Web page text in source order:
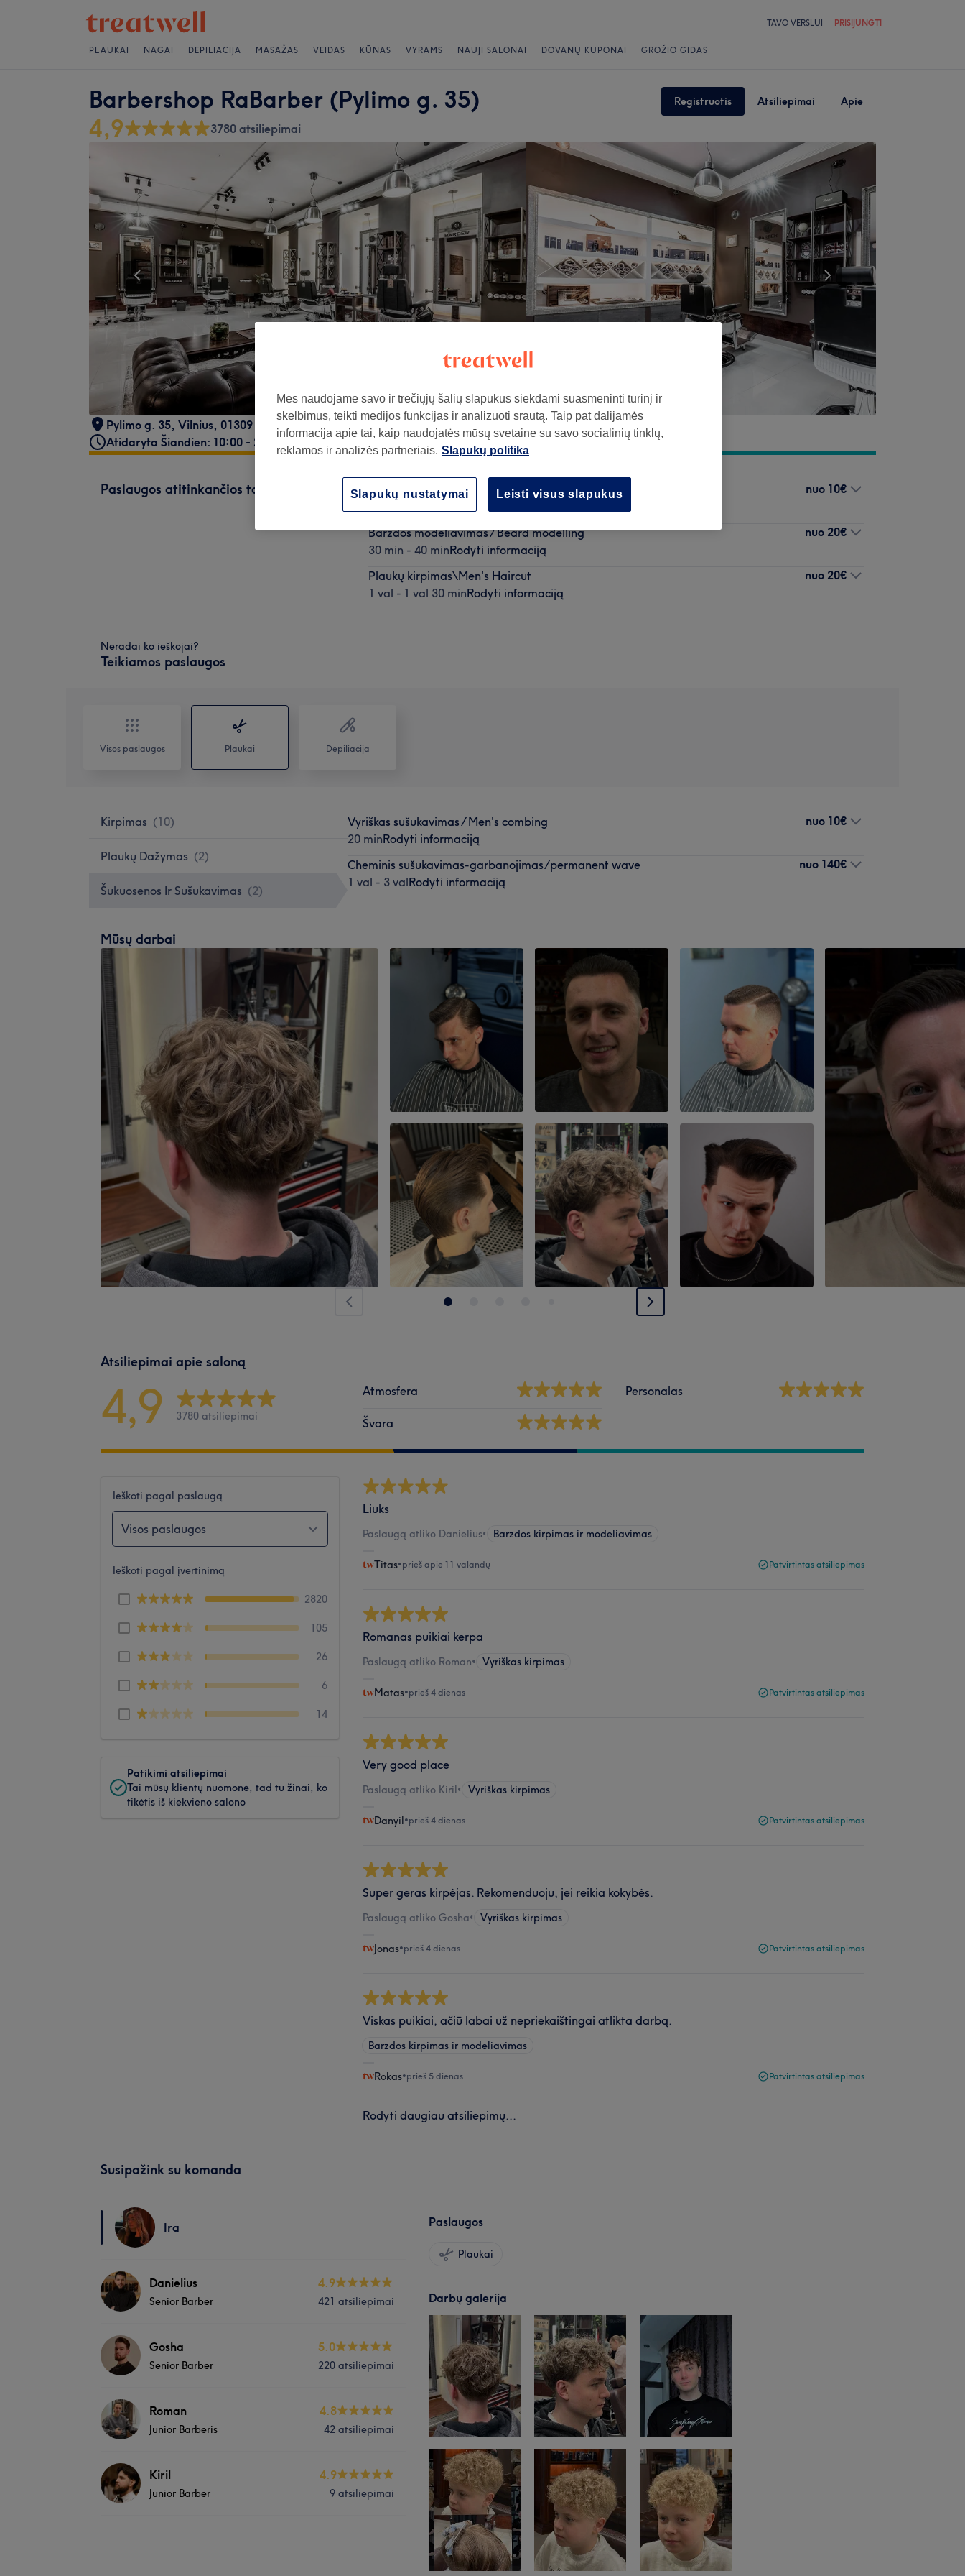
TAVO VERSLUI PRISIJUNGTI
PLAUKAI NAGAI DEPILIACIJA MASAŽAS VEIDAS KŪNAS VYRAMS NAUJI SALONAI DOVANŲ KUPONAI GROŽIO GIDAS
Barbershop RaBarber (Pylimo g. 35) Registruotis Atsiliepimai Apie
4,9 3780 atsiliepimai
Pylimo g. 35, Vilnius, 01309
Atidaryta Šiandien: 10:00 - 20:00
Paslaugos atitinkančios tavo paiešką
Vyriškas sušukavimas / Men's combing
nuo 10€
Barzdos modeliavimas / Beard modelling
30 min - 40 minRodyti informaciją
nuo 20€
Plaukų kirpimas\Men's Haircut
1 val - 1 val 30 minRodyti informaciją
nuo 20€
Neradai ko ieškojai?
Teikiamos paslaugos
Visos paslaugos Plaukai Depiliacija
Kirpimas (10)
Plaukų Dažymas (2)
Šukuosenos Ir Sušukavimas (2)
Vyriškas sušukavimas / Men's combing
20 minRodyti informaciją
nuo 10€
Cheminis sušukavimas-garbanojimas/permanent wave
1 val - 3 valRodyti informaciją
nuo 140€
Mūsų darbai
Atsiliepimai apie saloną
4,9 3780 atsiliepimai
Atmosfera
Švara
Personalas
Ieškoti pagal paslaugą
Visos paslaugos
Ieškoti pagal įvertinimą
2820
105
26
6
14
Patikimi atsiliepimai
Tai mūsų klientų nuomonė, tad tu žinai, ko
tikėtis iš kiekvieno salono
Liuks
Paslaugą atliko Danielius• Barzdos kirpimas ir modeliavimas
Titas•prieš apie 11 valandų Patvirtintas atsiliepimas
Romanas puikiai kerpa
Paslaugą atliko Roman• Vyriškas kirpimas
Matas•prieš 4 dienas Patvirtintas atsiliepimas
Very good place
Paslaugą atliko Kiril• Vyriškas kirpimas
Danyil•prieš 4 dienas Patvirtintas atsiliepimas
Super geras kirpėjas. Rekomenduoju, jei reikia kokybės.
Paslaugą atliko Gosha• Vyriškas kirpimas
Jonas•prieš 4 dienas Patvirtintas atsiliepimas
Viskas puikiai, ačiū labai už nepriekaištingai atlikta darbą.
Barzdos kirpimas ir modeliavimas
Rokas•prieš 5 dienas Patvirtintas atsiliepimas
Rodyti daugiau atsiliepimų...
Susipažink su komanda
Ira
Danielius
Senior Barber
4.9
421 atsiliepimai
Gosha
Senior Barber
5.0
220 atsiliepimai
Roman
Junior Barberis
4.8
42 atsiliepimai
Kiril
Junior Barber
4.9
9 atsiliepimai
Paslaugos
Plaukai
Darbų galerija
Mes naudojame savo ir trečiųjų šalių slapukus siekdami suasmeninti turinį ir
skelbimus, teikti medijos funkcijas ir analizuoti srautą. Taip pat dalijamės
informacija apie tai, kaip naudojatės mūsų svetaine su savo socialinių tinklų,
reklamos ir analizės partneriais. Slapukų politika
Leisti visus slapukus
Slapukų nustatymai